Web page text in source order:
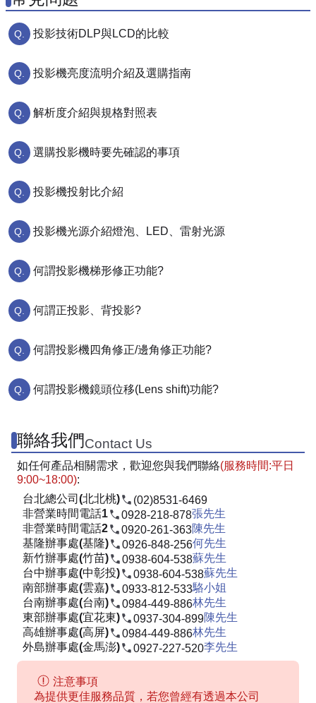
投影技術DLP與LCD的比較
投影機亮度流明介紹及選購指南
解析度介紹與規格對照表
選購投影機時要先確認的事項
投影機投射比介紹
投影機光源介紹燈泡、LED、雷射光源
何謂投影機梯形修正功能?
何謂正投影、背投影?
何謂投影機四角修正/邊角修正功能?
何謂投影機鏡頭位移(Lens shift)功能?
聯絡我們Contact Us
如任何產品相關需求，歡迎您與我們聯絡(服務時間:平日
9:00~18:00):
台北總公司(北北桃)
(02)8531-6469
非營業時間電話1
0928-218-878張先生
非營業時間電話2
0920-261-363陳先生
基隆辦事處(基隆)
0926-848-256何先生
新竹辦事處(竹苗)
0938-604-538蘇先生
台中辦事處(中彰投)
0938-604-538蘇先生
南部辦事處(雲嘉)
0933-812-533駱小姐
台南辦事處(台南)
0984-449-886林先生
東部辦事處(宜花東)
0937-304-899陳先生
高雄辦事處(高屏)
0984-449-886林先生
外島辦事處(金馬澎)
0927-227-520李先生
注意事項
為提供更佳服務品質，若您曾經有透過本公司